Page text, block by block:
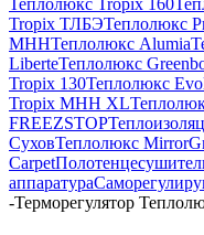
Теплолюкс Tropix 160
Tropix ТЛБЭТеплолюкс
МННТеплолюкс Alumia
LiberteТеплолюкс
Tropix 130Теплолюкс
Tropix МНН XL
FREEZSTOP
СуховТеплолюкс Mirror
Carpet
аппаратура
-Терморегулятор